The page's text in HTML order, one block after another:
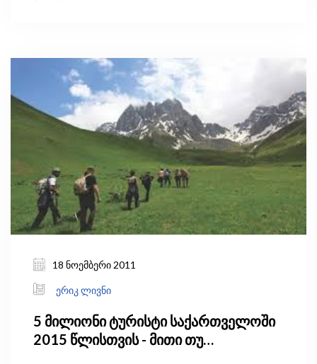
18 ნოემბერი 2011
ერიკ ლივნი
5 მილიონი ტურისტი საქართველოში
2015 წლისთვის - მითი თუ